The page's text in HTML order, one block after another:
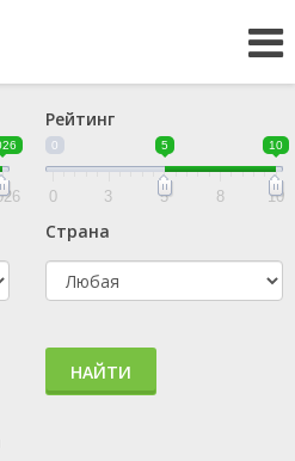
Рейтинг
0 5 10
0 3 5 8 10
Страна
НАЙТИ